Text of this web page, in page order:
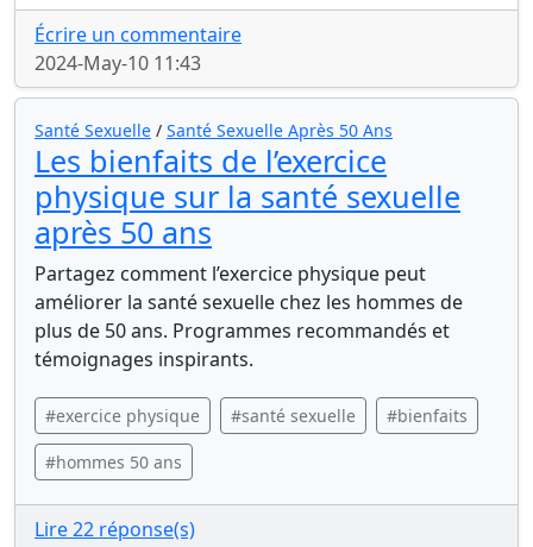
Écrire un commentaire
2024-May-10 11:43
Santé Sexuelle / Santé Sexuelle Après 50 Ans
Les bienfaits de l’exercice
physique sur la santé sexuelle
après 50 ans
Partagez comment l’exercice physique peut
améliorer la santé sexuelle chez les hommes de
plus de 50 ans. Programmes recommandés et
témoignages inspirants.
#exercice physique #santé sexuelle #bienfaits
#hommes 50 ans
Lire 22 réponse(s)